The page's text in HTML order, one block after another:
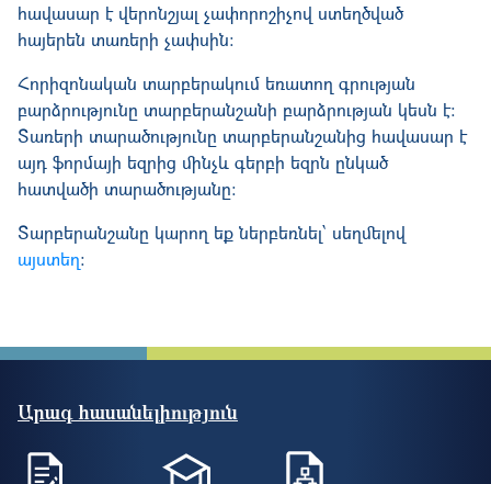
հավասար է վերոնշյալ չափորոշիչով ստեղծված
հայերեն տառերի չափսին։
Հորիզոնական տարբերակում եռատող գրության
բարձրությունը տարբերանշանի բարձրության կեսն է։
Տառերի տարածությունը տարբերանշանից հավասար է
այդ ֆորմայի եզրից մինչև գերբի եզրն ընկած
հատվածի տարածությանը։
Տարբերանշանը կարող եք ներբեռնել՝ սեղմելով
այստեղ։
Արագ հասանելիություն